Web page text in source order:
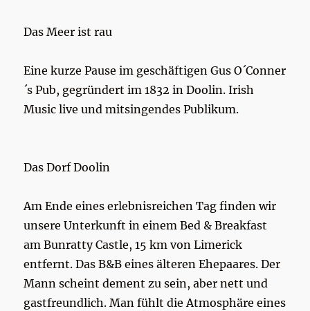
Das Meer ist rau
Eine kurze Pause im geschäftigen Gus O´Conner
´s Pub, gegründert im 1832 in Doolin. Irish
Music live und mitsingendes Publikum.
Das Dorf Doolin
Am Ende eines erlebnisreichen Tag finden wir
unsere Unterkunft in einem Bed & Breakfast
am Bunratty Castle, 15 km von Limerick
entfernt. Das B&B eines älteren Ehepaares. Der
Mann scheint dement zu sein, aber nett und
gastfreundlich. Man fühlt die Atmosphäre eines